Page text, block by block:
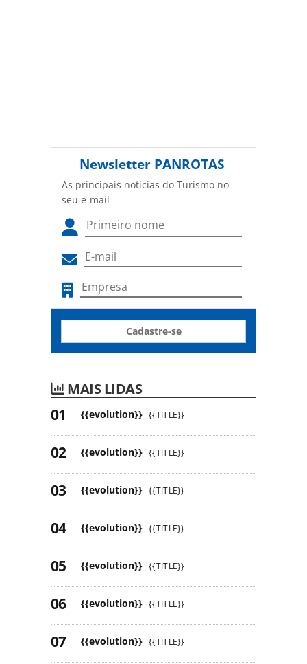
Newsletter PANROTAS
As principais notícias do Turismo no
seu e-mail
Cadastre-se
MAIS LIDAS
{{evolution}} {{TITLE}}
{{evolution}} {{TITLE}}
{{evolution}} {{TITLE}}
{{evolution}} {{TITLE}}
{{evolution}} {{TITLE}}
{{evolution}} {{TITLE}}
{{evolution}} {{TITLE}}